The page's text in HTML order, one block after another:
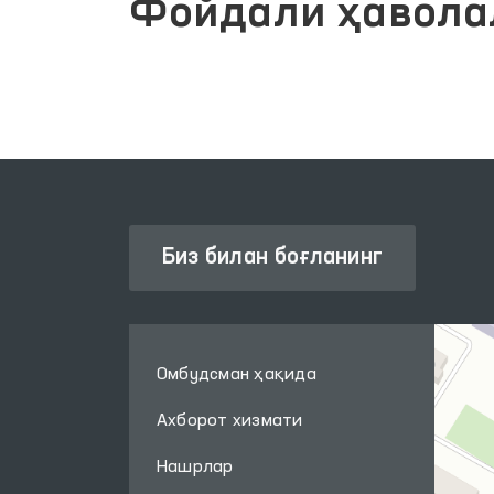
Фойдали
Биз билан боғланинг
Омбудсман ҳақида
Ахборот хизмати
Нашрлар